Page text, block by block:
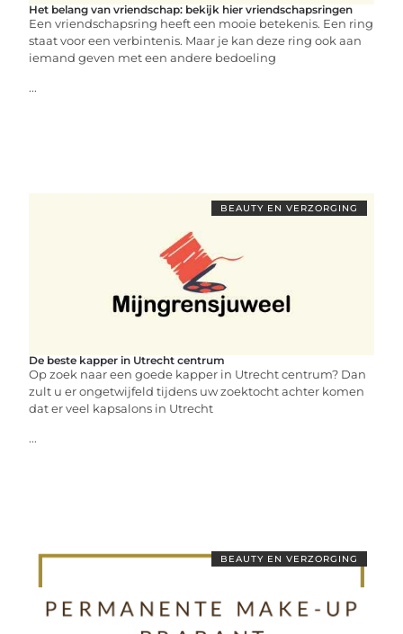
Het belang van vriendschap: bekijk hier vriendschapsringen
Een vriendschapsring heeft een mooie betekenis. Een ring
staat voor een verbintenis. Maar je kan deze ring ook aan
iemand geven met een andere bedoeling
...
BEAUTY EN VERZORGING
De beste kapper in Utrecht centrum
Op zoek naar een goede kapper in Utrecht centrum? Dan
zult u er ongetwijfeld tijdens uw zoektocht achter komen
dat er veel kapsalons in Utrecht
...
BEAUTY EN VERZORGING